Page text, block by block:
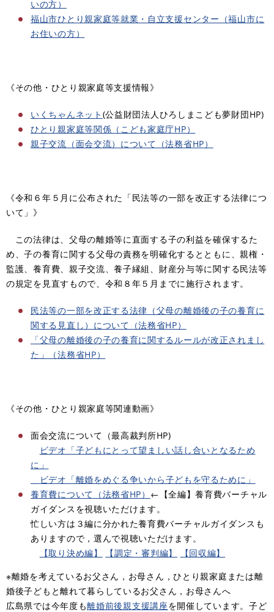
いの方）
福山市ひとり親家庭等就業・自立支援センター（福山市に
お住いの方）
《その他・ひとり親家庭等支援情報》
いくちゃんネット (公益財団法人ひろしまこども夢財団HP)
ひとり親家庭等関係（こども家庭庁HP）
親子交流（面会交流）について（法務省HP）
《令和６年５月に公布された「民法等の一部を改正する法律につ
いて」》
この法律は、父母の離婚等に直面する子の利益を確保するた
め、子の養育に関する父母の責務を明確化するとともに、親権・
監護、養育費、親子交流、養子縁組、財産分与等に関する民法等
の規定を見直すもので、令和８年５月までに施行されます。
民法等の一部を改正する法律（父母の離婚後の子の養育に
関する見直し）について（法務省HP）
「父母の離婚後の子の養育に関するルールが改正されまし
た」（法務省HP）
《その他・ひとり親家庭等関連動画》
面会交流について（最高裁判所HP)
ビデオ「子どもにとって望ましい話し合いとなるため
に」
ビデオ「離婚をめぐる争いから子どもを守るために」
養育費について（法務省HP） ←【全編】養育費バーチャル
ガイダンスを視聴いただけます。
忙しい方は３編に分かれた養育費バーチャルガイダンスも
ありますので，選んで視聴いただけます。
【取り決め編】
【調定・審判編】
【回収編】
※離婚を考えているお父さん，お母さん，ひとり親家庭または離
婚後子どもと離れて暮らしているお父さん，お母さんへ
広島県では今年度も離婚前後親支援講座を開催しています。子ど